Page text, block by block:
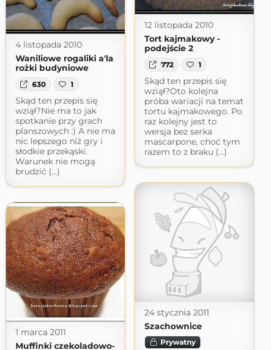
12 listopada 2010
Tort kajmakowy -
podejście 2
772 1
Skąd ten przepis się
wziął?Oto kolejna
próba wariacji na temat
tortu kajmakowego. Po
raz kolejny jest to
wersja bez serka
mascarpone, choć tym
razem to z braku (...)
4 listopada 2010
Waniliowe rogaliki a'la
rożki budyniowe
630 1
Skąd ten przepis się
wziął?Nie ma to jak
spotkanie przy grach
planszowych :) A nie ma
nic lepszego niż gry i
słodkie przekąski.
Warunek nie mogą
brudzić (...)
24 stycznia 2011
Szachownice
Prywatny
1 marca 2011
Muffinki czekoladowo-